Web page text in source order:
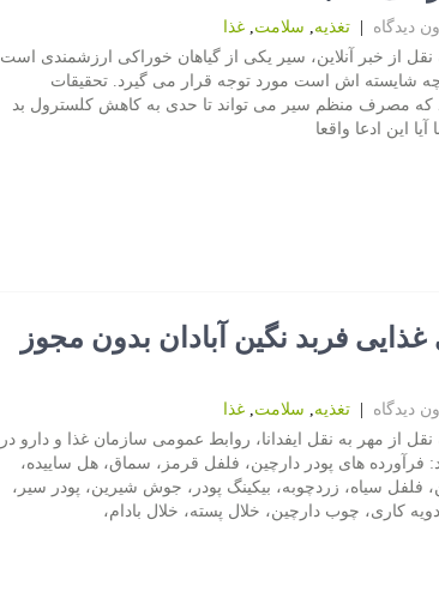
دیدگاه تغذیه, سلامت, غذا
از خبر آنلاین، سیر یکی از گیاهان خوراکی ارزشمندی است
شایسته اش است مورد توجه قرار می گیرد. تحقیقات
که مصرف منظم سیر می تواند تا حدی به کاهش کلسترول بد
فربد نگین آبادان بدون مجوز
دیدگاه تغذیه, سلامت, غذا
از مهر به نقل ایفدانا، روابط عمومی سازمان غذا و دارو در
فرآورده های پودر دارچین، فلفل قرمز، سماق، هل ساییده،
فلفل سیاه، زردچوبه، بیکینگ پودر، جوش شیرین، پودر سیر،
کاری، چوب دارچین، خلال پسته، خلال بادام،